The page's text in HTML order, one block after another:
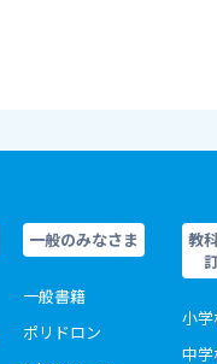
一般のみなさま
一般書籍
ポリドロン
教
小学
中学